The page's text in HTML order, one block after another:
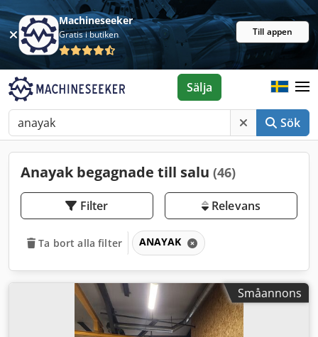
Machineseeker
Gratis i butiken Till appen
Sök
Sälja
Anayak begagnade till salu (46)
Filter Relevans
Ta bort alla filter ANAYAK
Småannons